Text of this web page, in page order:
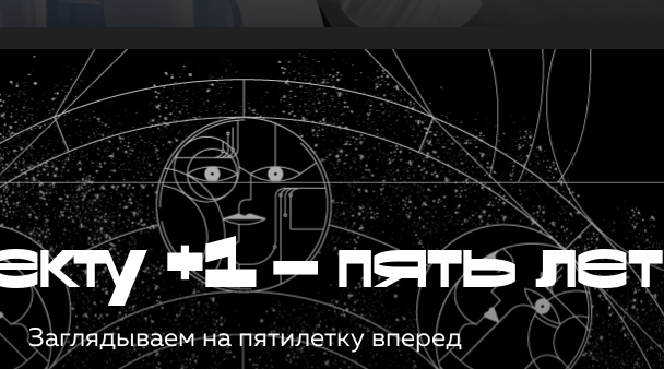
+1 — пять лет
Заглядываем на пятилетку вперед